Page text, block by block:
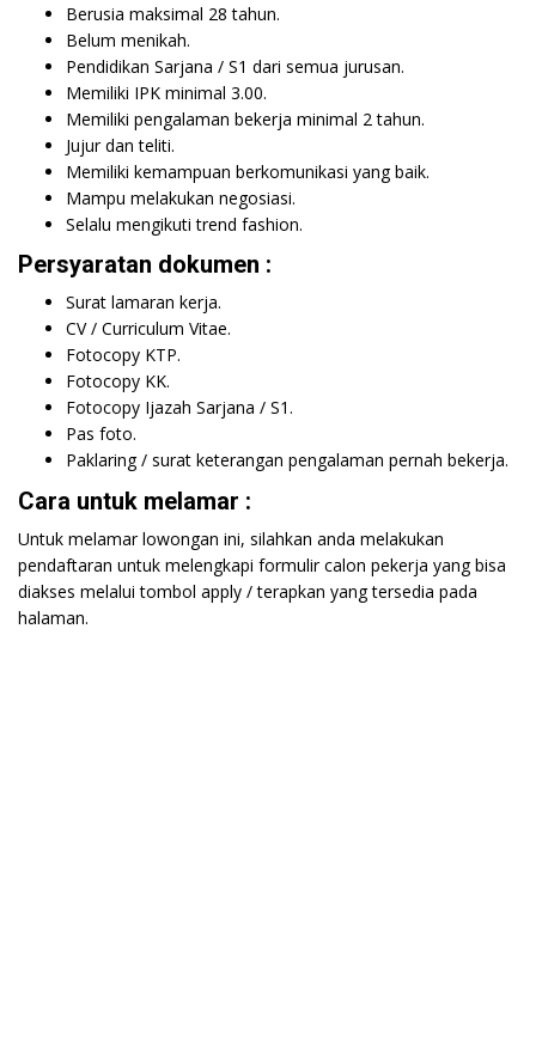
Berusia maksimal 28 tahun.
Belum menikah.
Pendidikan Sarjana / S1 dari semua jurusan.
Memiliki IPK minimal 3.00.
Memiliki pengalaman bekerja minimal 2 tahun.
Jujur dan teliti.
Memiliki kemampuan berkomunikasi yang baik.
Mampu melakukan negosiasi.
Selalu mengikuti trend fashion.
Persyaratan dokumen :
Surat lamaran kerja.
CV / Curriculum Vitae.
Fotocopy KTP.
Fotocopy KK.
Fotocopy Ijazah Sarjana / S1.
Pas foto.
Paklaring / surat keterangan pengalaman pernah bekerja.
Cara untuk melamar :
Untuk melamar lowongan ini, silahkan anda melakukan
pendaftaran untuk melengkapi formulir calon pekerja yang bisa
diakses melalui tombol apply / terapkan yang tersedia pada
halaman.